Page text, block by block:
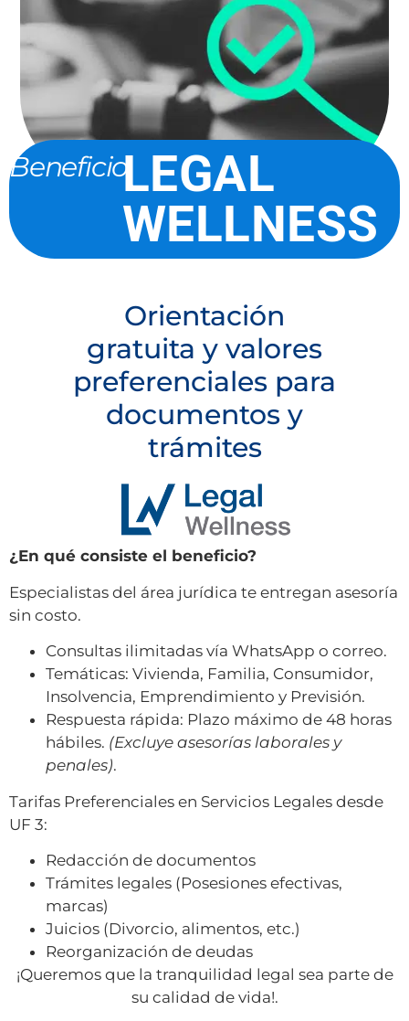
BeneficioLEGAL
WELLNESS
Orientación
gratuita y valores
preferenciales para
documentos y
trámites
¿En qué consiste el beneficio?
Especialistas del área jurídica te entregan asesoría
sin costo.
Consultas ilimitadas vía WhatsApp o correo.
Temáticas: Vivienda, Familia, Consumidor,
Insolvencia, Emprendimiento y Previsión.
Respuesta rápida: Plazo máximo de 48 horas
hábiles. (Excluye asesorías laborales y
penales).
Tarifas Preferenciales en Servicios Legales desde
UF 3:
Redacción de documentos
Trámites legales (Posesiones efectivas,
marcas)
Juicios (Divorcio, alimentos, etc.)
Reorganización de deudas
¡Queremos que la tranquilidad legal sea parte de
su calidad de vida!.